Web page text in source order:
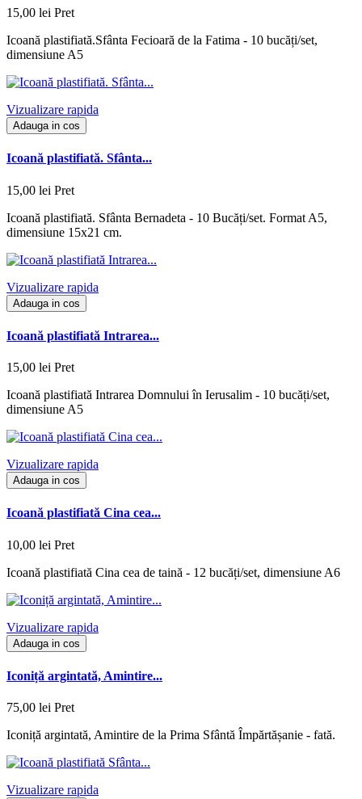
15,00 lei Pret
Icoană plastifiată.Sfânta Fecioară de la Fatima - 10 bucăți/set,
dimensiune A5
Vizualizare rapida
Adauga in cos
Icoană plastifiată. Sfânta...
15,00 lei Pret
Icoană plastifiată. Sfânta Bernadeta - 10 Bucăți/set. Format A5,
dimensiune 15x21 cm.
Vizualizare rapida
Adauga in cos
Icoană plastifiată Intrarea...
15,00 lei Pret
Icoană plastifiată Intrarea Domnului în Ierusalim - 10 bucăți/set,
dimensiune A5
Vizualizare rapida
Adauga in cos
Icoană plastifiată Cina cea...
10,00 lei Pret
Icoană plastifiată Cina cea de taină - 12 bucăți/set, dimensiune A6
Vizualizare rapida
Adauga in cos
Iconiță argintată, Amintire...
75,00 lei Pret
Iconiță argintată, Amintire de la Prima Sfântă Împărtășanie - fată.
Vizualizare rapida